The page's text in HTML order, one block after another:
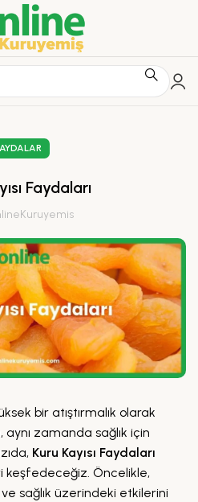
Faydaları
bir atıştırmalık olarak
aynı zamanda sağlık için
Kuru Kayısı Faydaları
keşfedeceğiz. Öncelikle,
ve sağlık üzerindeki etkilerini